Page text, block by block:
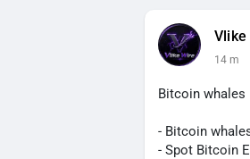
Vlike
14 m
Bitcoin whales
- Bitcoin
- Spot Bitcoin